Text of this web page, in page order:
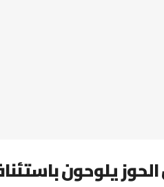
الحوز يلوحون